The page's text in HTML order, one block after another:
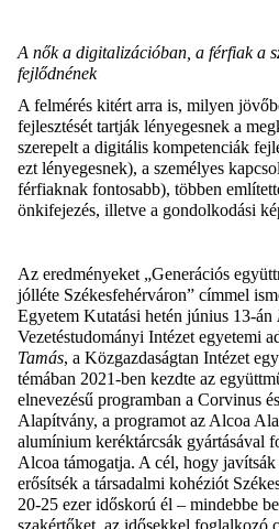
A nők a digitalizációban, a férfiak a
fejlődnének
A felmérés kitért arra is, milyen
fejlesztését tartják lényegesnek a
szerepelt a digitális kompetenciák
ezt lényegesnek), a személyes
férfiaknak fontosabb), többen
önkifejezés, illetve a gondolkodási
Az eredményeket „Generációs
jólléte Székesfehérváron” címmel
Egyetem Kutatási hetén június 13-án
Vezetéstudományi Intézet egyetemi
Tamás, a Közgazdaságtan Intézet
témában 2021-ben kezdte az
elnevezésű programban a Corvinus
Alapítvány, a programot az Alcoa
alumínium keréktárcsák gyártásával
Alcoa támogatja. A cél, hogy javítsák
erősítsék a társadalmi kohéziót
20-25 ezer időskorú él – mindebbe